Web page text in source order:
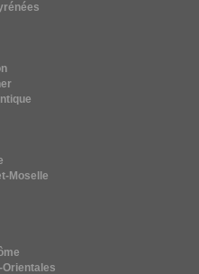
Moselle
Orientales